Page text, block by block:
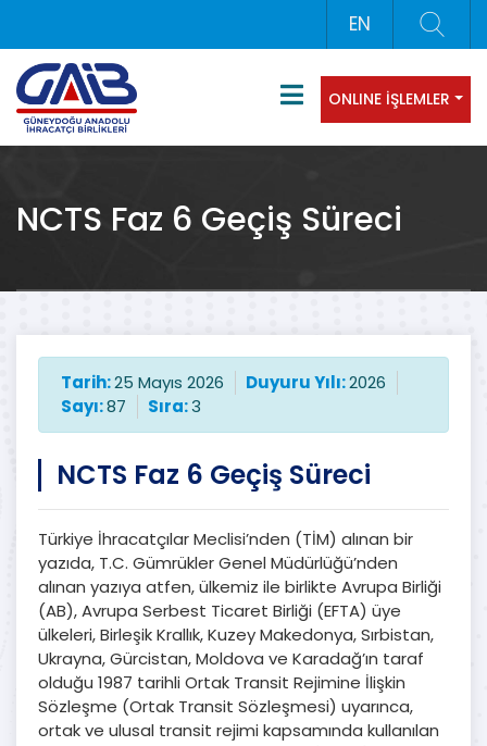
EN
ONLINE İŞLEMLER
NCTS Faz 6 Geçiş Süreci
Tarih:25 Mayıs 2026 Duyuru Yılı:2026
Sayı:87 Sıra:3
NCTS Faz 6 Geçiş Süreci
Türkiye İhracatçılar Meclisi’nden (TİM) alınan bir
yazıda, T.C. Gümrükler Genel Müdürlüğü’nden
alınan yazıya atfen, ülkemiz ile birlikte Avrupa Birliği
(AB), Avrupa Serbest Ticaret Birliği (EFTA) üye
ülkeleri, Birleşik Krallık, Kuzey Makedonya, Sırbistan,
Ukrayna, Gürcistan, Moldova ve Karadağ’ın taraf
olduğu 1987 tarihli Ortak Transit Rejimine İlişkin
Sözleşme (Ortak Transit Sözleşmesi) uyarınca,
ortak ve ulusal transit rejimi kapsamında kullanılan